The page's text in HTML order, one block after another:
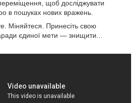
щоб досліджувати
в пошуках нових вражень.
Міняйтеся. Принесіть свою
єдиної мети — знищити...